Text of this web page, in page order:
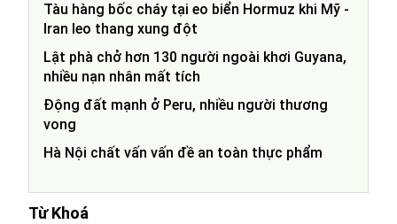
Tàu hàng bốc cháy tại eo biển Hormuz khi Mỹ -
Iran leo thang xung đột
Lật phà chở hơn 130 người ngoài khơi Guyana,
nhiều nạn nhân mất tích
Động đất mạnh ở Peru, nhiều người thương
vong
Hà Nội chất vấn vấn đề an toàn thực phẩm
Từ Khoá